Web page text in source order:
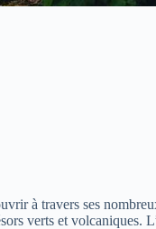
à travers ses
verts et volcaniques.